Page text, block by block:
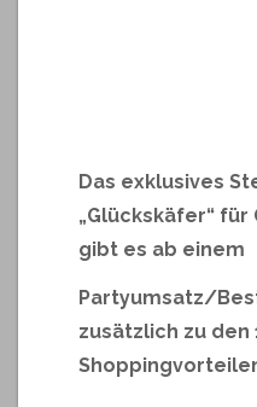
Das exklusives
„Glückskäfer“
gibt es ab einem
Partyumsatz/
zusätzlich zu den